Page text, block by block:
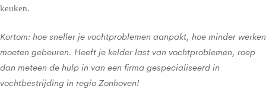
keuken.
Kortom: hoe sneller je vochtproblemen aanpakt, hoe minder werken
moeten gebeuren. Heeft je kelder last van vochtproblemen, roep
dan meteen de hulp in van een firma gespecialiseerd in
vochtbestrijding in regio Zonhoven!